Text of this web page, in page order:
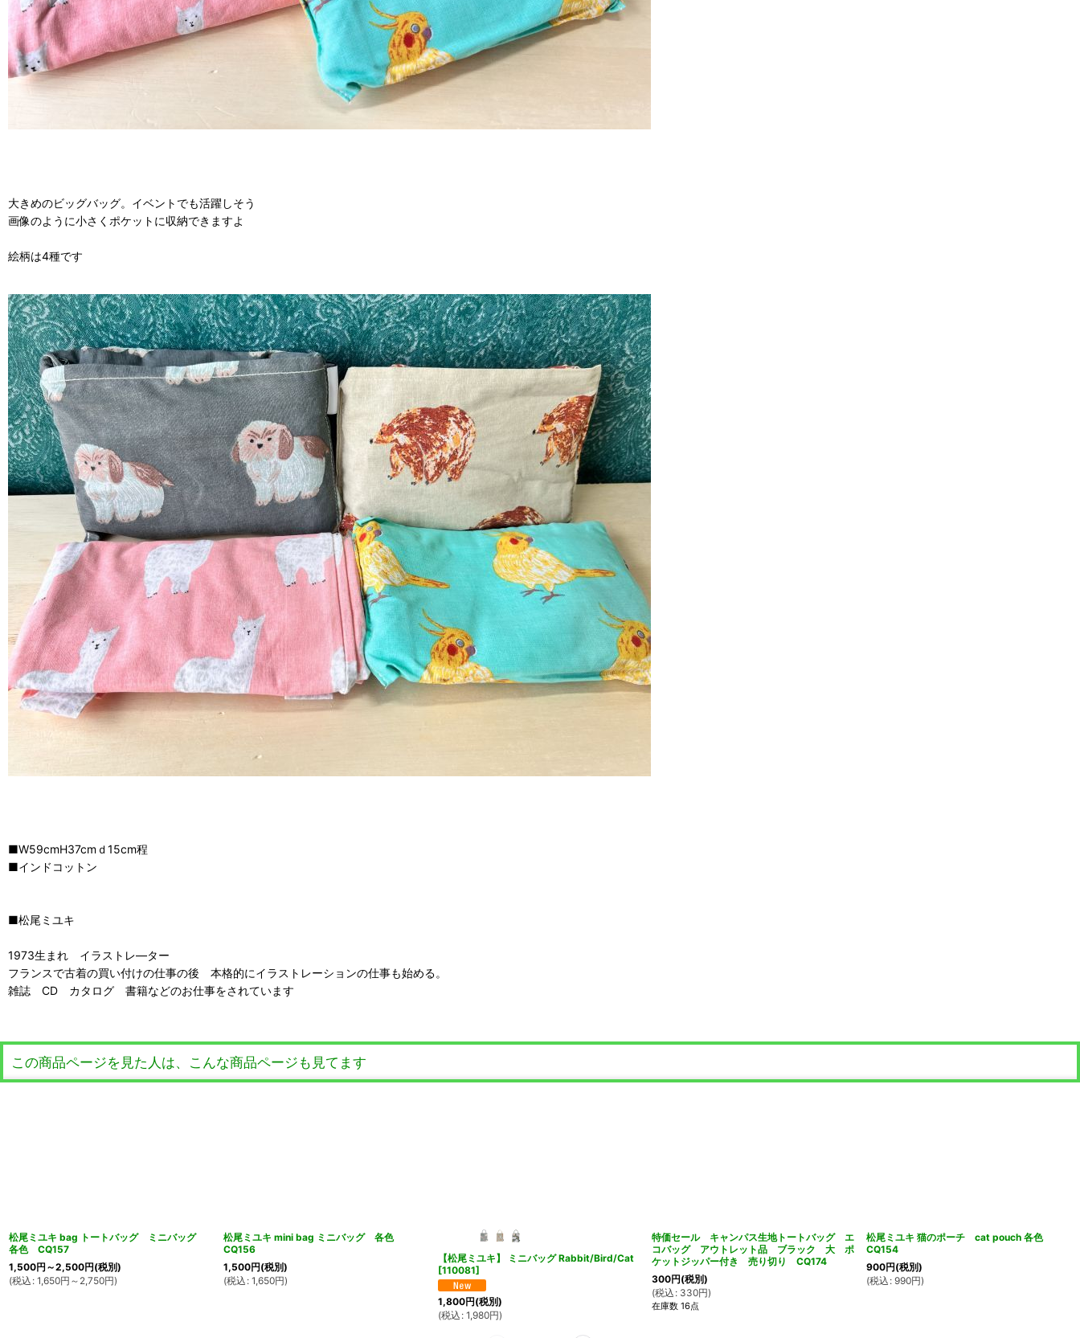
大きめのビッグバッグ。イベントでも活躍しそう
画像のように小さくポケットに収納できますよ
絵柄は4種です
■W59cmH37cmｄ15cm程
■インドコットン
■松尾ミユキ
1973生まれ イラストレ―ター
フランスで古着の買い付けの仕事の後 本格的にイラストレーションの仕事も始める。
雑誌 CD カタログ 書籍などのお仕事をされています
この商品ページを見た人は、こんな商品ページも見てます
松尾ミユキ bag トートバッグ ミニバッグ
各色 CQ157
1,500円 ～2,500円(税別)
(税込 : 1,650円 ～2,750円)
松尾ミユキ mini bag ミニバッグ 各色
CQ156
1,500円(税別)
(税込 : 1,650円)
【松尾ミユキ】 ミニバッグ Rabbit/Bird/Cat
[110081]
1,800円(税別)
(税込 : 1,980円)
特価セール キャンパス生地トートバッグ エ
コバッグ アウトレット品 ブラック 大 ポ
ケットジッパー付き 売り切り CQ174
300円(税別)
(税込 : 330円)
在庫数 16点
松尾ミユキ 猫のポーチ cat pouch 各色
CQ154
900円(税別)
(税込 : 990円)